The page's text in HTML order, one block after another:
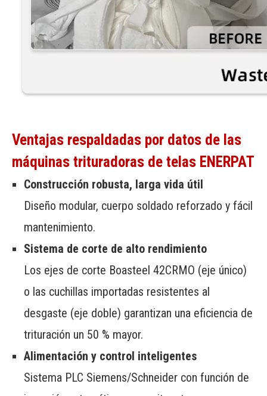
Ventajas respaldadas por datos de las
máquinas trituradoras de telas ENERPAT
Construcción robusta, larga vida útil
Diseño modular, cuerpo soldado reforzado y fácil
mantenimiento.
Sistema de corte de alto rendimiento
Los ejes de corte Boasteel 42CRMO (eje único)
o las cuchillas importadas resistentes al
desgaste (eje doble) garantizan una eficiencia de
trituración un 50 % mayor.
Alimentación y control inteligentes
Sistema PLC Siemens/Schneider con función de